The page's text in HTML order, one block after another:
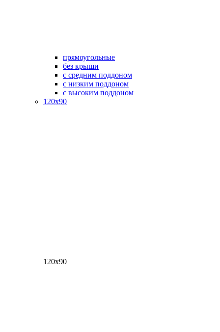
прямоугольные
без крыши
с средним поддоном
с низким поддоном
с высоким поддоном
120х90
120х90